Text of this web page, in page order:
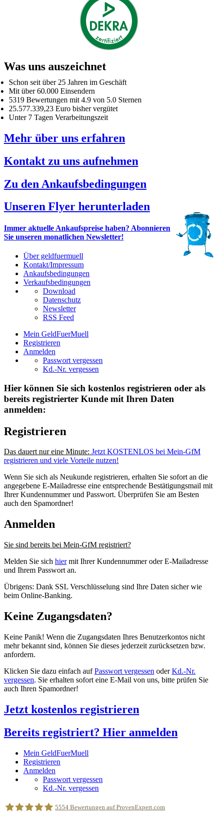
Was uns auszeichnet
Schon seit über 25 Jahren im Geschäft
Mit über 60.000 Einsendern
5319 Bewertungen mit 4.9 von 5.0 Sternen
25.577.339,23 Euro bisher vergütet
Unter 7 Tagen Verarbeitungszeit
Mehr über uns erfahren
Kontakt zu uns aufnehmen
Zu den Ankaufsbedingungen
Unseren Flyer herunterladen
Immer aktuelle Ankaufspreise haben? Abonnieren
Sie unseren monatlichen Newsletter!
Über geldfuermuell
Kontakt/Impressum
Ankaufsbedingungen
Verkaufsbedingungen
Download
Datenschutz
Newsletter
RSS Feed
Mein GeldFuerMuell
Registrieren
Anmelden
Passwort vergessen
Kd.-Nr. vergessen
Hier können Sie sich kostenlos registrieren oder als
bereits registrierter Kunde mit Ihren Daten
anmelden:
Registrieren
Das dauert nur eine Minute: Jetzt KOSTENLOS bei Mein-GfM
registrieren und viele Vorteile nutzen!
Wenn Sie sich als Neukunde registrieren, erhalten Sie sofort an die
angegebene E-Mailadresse eine entsprechende Bestätigungsmail mit
Ihrer Kundennummer und Passwort. Überprüfen Sie am Besten
auch den Spamordner!
Anmelden
Sie sind bereits bei Mein-GfM registriert?
Melden Sie sich hiermit Ihrer Kundennummer oder E-Mailadresse
und Ihrem Passwort an.
Übrigens: Dank SSL Verschlüsselung sind Ihre Daten sicher wie
beim Online-Banking.
Keine Zugangsdaten?
Keine Panik! Wenn die Zugangsdaten Ihres Benutzerkontos nicht
mehr bekannt sind, können Sie dieses jederzeit zurücksetzen bzw.
anfordern.
Klicken Sie dazu einfach aufPasswort vergessen oderKd.-Nr.
vergessen. Sie erhalten sofort eine E-Mail von uns, bitte prüfen Sie
auch Ihren Spamordner!
Jetzt kostenlos registrieren
Bereits registriert? Hier anmelden
Mein GeldFuerMuell
Registrieren
Anmelden
Passwort vergessen
Kd.-Nr. vergessen
5554 Bewertungen auf ProvenExpert.com